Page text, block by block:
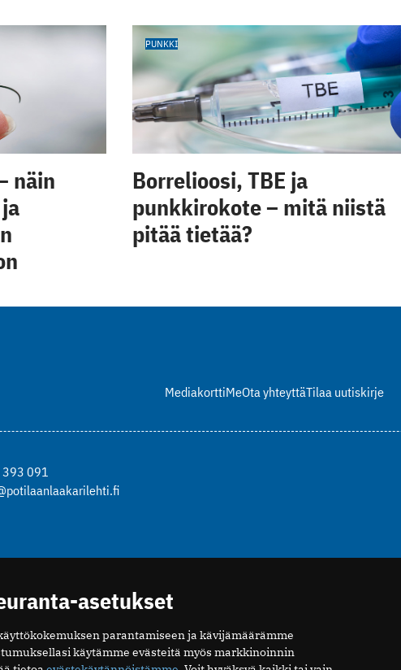
näin
PUNKKI
Borrelioosi, TBE ja
punkkirokote – mitä niistä
pitää tietää?
MediakorttiMeOta yhteyttäTilaa uutiskirje
393 091
asetukset
parantamiseen ja kävijämäärämme
käytämme evästeitä myös markkinoinnin